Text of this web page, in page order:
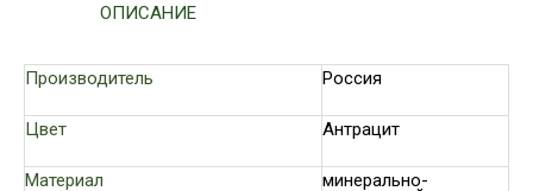
ОПИСАНИЕ
Производитель Россия
Цвет Антрацит
Материал минерально-